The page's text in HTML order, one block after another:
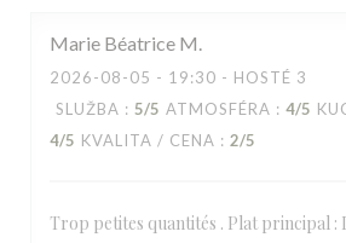
Marie Béatrice M
2026-08-05 - 19:30 - HOSTÉ 3
SLUŽBA : 5/5 ATMOSFÉRA : 4/5
4/5 KVALITA / CENA : 2/5
Trop petites quantités . Plat principal :